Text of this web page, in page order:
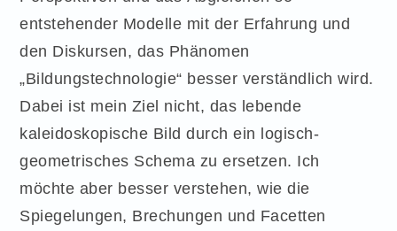
entstehender Modelle mit der Erfahrung und
den Diskursen, das Phänomen
„Bildungstechnologie“ besser verständlich wird.
Dabei ist mein Ziel nicht, das lebende
kaleidoskopische Bild durch ein logisch-
geometrisches Schema zu ersetzen. Ich
möchte aber besser verstehen, wie die
Spiegelungen, Brechungen und Facetten